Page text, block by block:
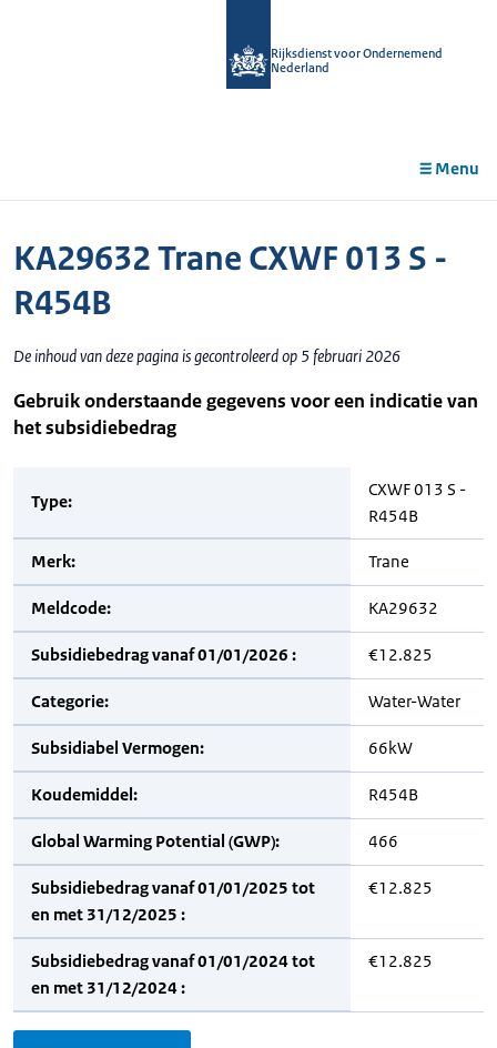
Rijksdienst voor Ondernemend
Nederland
Menu
KA29632 Trane CXWF 013 S -
R454B
De inhoud van deze pagina is gecontroleerd op 5 februari 2026
Gebruik onderstaande gegevens voor een indicatie van
het subsidiebedrag
Type:
CXWF 013 S -
R454B
Merk: Trane
Meldcode: KA29632
Subsidiebedrag vanaf 01/01/2026 : €12.825
Categorie: Water-Water
Subsidiabel Vermogen: 66kW
Koudemiddel: R454B
Global Warming Potential (GWP): 466
Subsidiebedrag vanaf 01/01/2025 tot
en met 31/12/2025 :
€12.825
Subsidiebedrag vanaf 01/01/2024 tot
en met 31/12/2024 :
€12.825